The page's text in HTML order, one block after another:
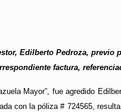
Edilberto Pedroza, previo
factura,
Mayor”, fue agredido
con la póliza # 724565,